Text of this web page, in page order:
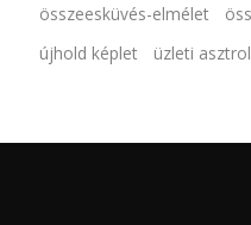
összeesküvés-elmélet
újhold képlet üzleti